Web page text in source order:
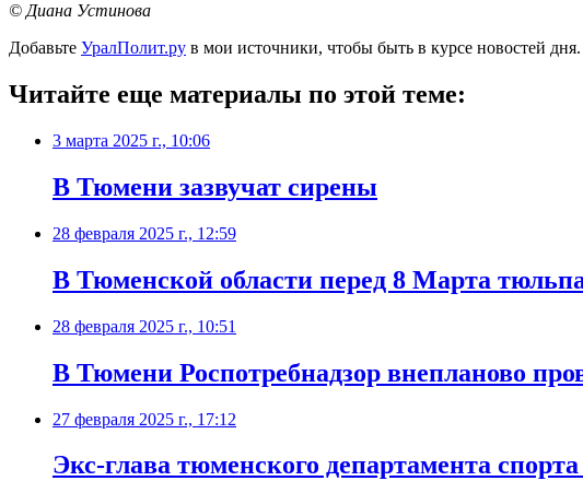
© Диана Устинова
Добавьте УралПолит.ру в мои источники, чтобы быть в курсе новостей дня.
Читайте еще материалы по этой теме:
3 марта 2025 г., 10:06
В Тюмени зазвучат сирены
28 февраля 2025 г., 12:59
В Тюменской области перед 8 Марта
28 февраля 2025 г., 10:51
В Тюмени Роспотребнадзор внепланово
27 февраля 2025 г., 17:12
Экс-глава тюменского департамента